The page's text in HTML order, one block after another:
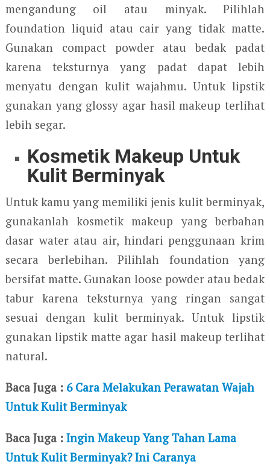
mengandung oil atau minyak. Pilihlah
foundation liquid atau cair yang tidak matte.
Gunakan compact powder atau bedak padat
karena teksturnya yang padat dapat lebih
menyatu dengan kulit wajahmu. Untuk lipstik
gunakan yang glossy agar hasil makeup terlihat
lebih segar.
Kosmetik Makeup Untuk
Kulit Berminyak
Untuk kamu yang memiliki jenis kulit berminyak,
gunakanlah kosmetik makeup yang berbahan
dasar water atau air, hindari penggunaan krim
secara berlebihan. Pilihlah foundation yang
bersifat matte. Gunakan loose powder atau bedak
tabur karena teksturnya yang ringan sangat
sesuai dengan kulit berminyak. Untuk lipstik
gunakan lipstik matte agar hasil makeup terlihat
natural.
Baca Juga : 6 Cara Melakukan Perawatan Wajah
Untuk Kulit Berminyak
Baca Juga : Ingin Makeup Yang Tahan Lama
Untuk Kulit Berminyak? Ini Caranya